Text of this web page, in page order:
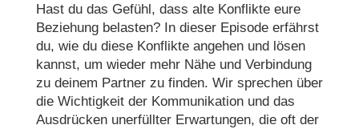
Hast du das Gefühl, dass alte Konflikte eure
Beziehung belasten? In dieser Episode erfährst
du, wie du diese Konflikte angehen und lösen
kannst, um wieder mehr Nähe und Verbindung
zu deinem Partner zu finden. Wir sprechen über
die Wichtigkeit der Kommunikation und das
Ausdrücken unerfüllter Erwartungen, die oft der